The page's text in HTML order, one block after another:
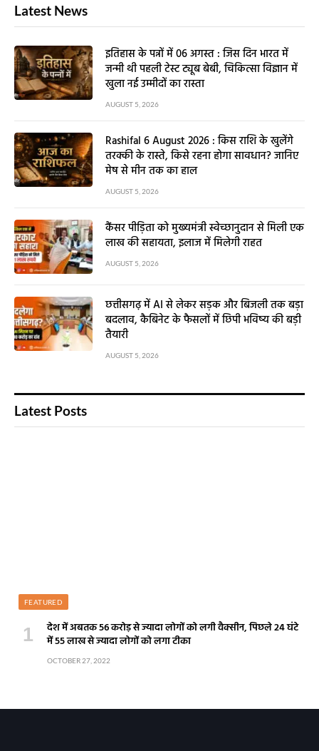
Latest News
इतिहास के पन्नों में 06 अगस्त : जिस दिन भारत में
जन्मी थी पहली टेस्ट ट्यूब बेबी, चिकित्सा विज्ञान में
खुला नई उम्मीदों का रास्ता
AUGUST 5, 2026
Rashifal 6 August 2026 : किस राशि के खुलेंगे
तरक्की के रास्ते, किसे रहना होगा सावधान? जानिए
मेष से मीन तक का हाल
AUGUST 5, 2026
कैंसर पीड़िता को मुख्यमंत्री स्वेच्छानुदान से मिली एक
लाख की सहायता, इलाज में मिलेगी राहत
AUGUST 5, 2026
छत्तीसगढ़ में AI से लेकर सड़क और बिजली तक बड़ा
बदलाव, कैबिनेट के फैसलों में छिपी भविष्य की बड़ी
तैयारी
AUGUST 5, 2026
Latest Posts
FEATURED
देश में अबतक 56 करोड़ से ज्यादा लोगों को लगी वैक्सीन, पिछले 24 घंटे
में 55 लाख से ज्यादा लोगों को लगा टीका
OCTOBER 27, 2022